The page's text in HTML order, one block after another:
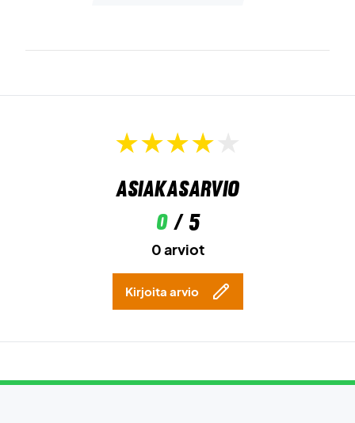
Asiakasarvio
0/ 5
0 arviot
Kirjoita arvio